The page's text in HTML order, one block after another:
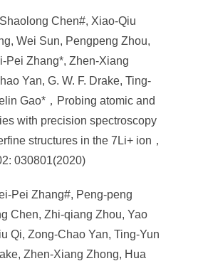
Chen#, Xiao-Qiu
Wei Sun, Pengpeng Zhou,
Pei Zhang*, Zhen-Xiang
Yan, G. W. F. Drake, Ting-
Gao*，Probing atomic and
with precision spectroscopy
structures in the 7Li+ ion，
030801(2020)
Pei Zhang#, Peng-peng
Chen, Zhi-qiang Zhou, Yao
Qi, Zong-Chao Yan, Ting-Yun
Zhen-Xiang Zhong, Hua